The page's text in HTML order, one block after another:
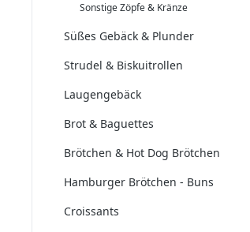
Sonstige Zöpfe & Kränze
Süßes Gebäck & Plunder
Strudel & Biskuitrollen
Laugengebäck
Brot & Baguettes
Brötchen & Hot Dog Brötchen
Hamburger Brötchen - Buns
Croissants